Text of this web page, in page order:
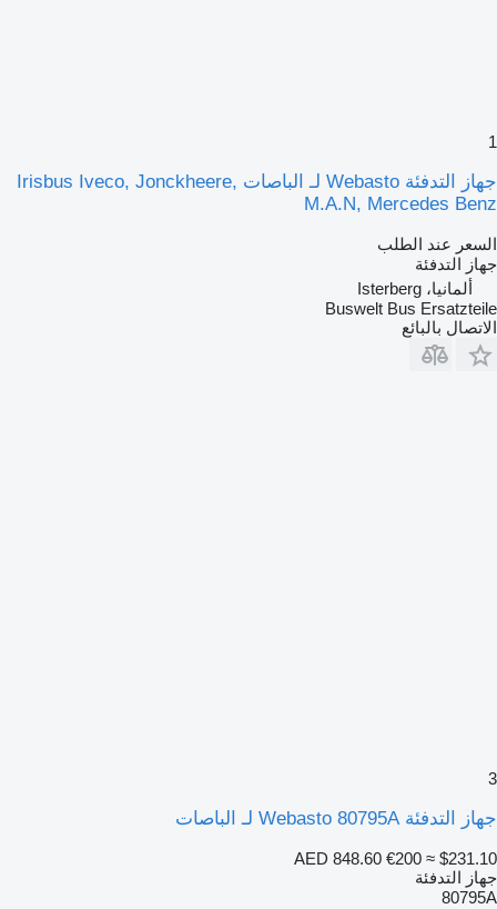
1
جهاز التدفئة Webasto لـ الباصات Irisbus Iveco, Jonckheere,
M.A.N, Mercedes Benz
السعر عند الطلب
جهاز التدفئة
ألمانيا، Isterberg
Buswelt Bus Ersatzteile
الاتصال بالبائع
3
جهاز التدفئة Webasto 80795A لـ الباصات
AED 848.60 €200 ≈ $231.10
جهاز التدفئة
80795A